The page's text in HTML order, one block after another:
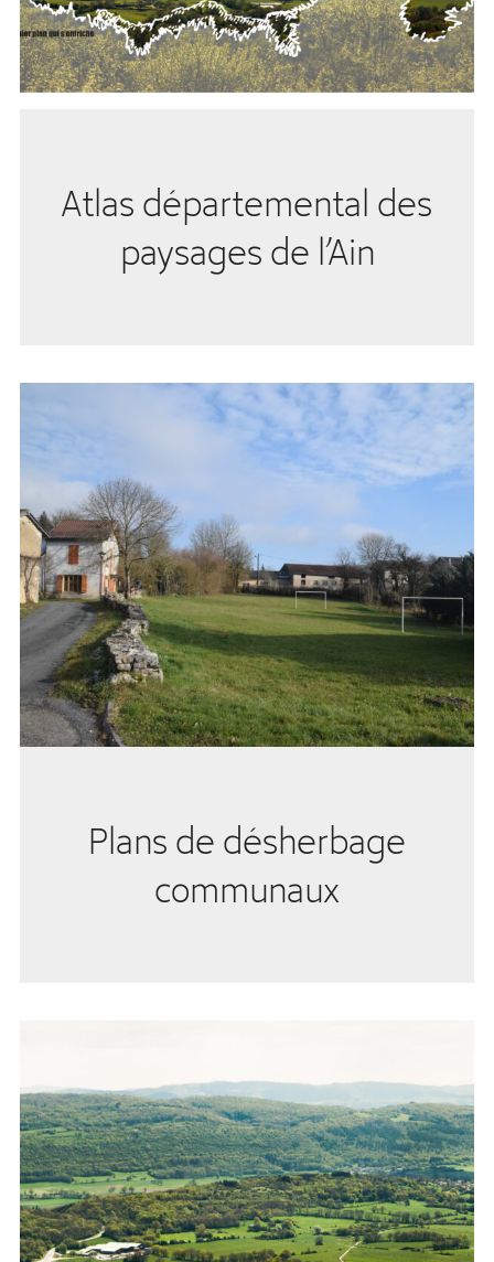
Atlas départemental des
paysages de l’Ain
Plans de désherbage
communaux